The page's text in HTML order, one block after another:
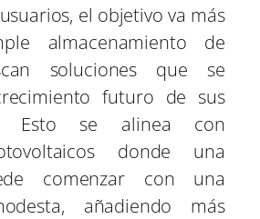
el objetivo va más
almacenamiento de
soluciones que se
futuro de sus
Esto se alinea con
donde una
comenzar con una
añadiendo más